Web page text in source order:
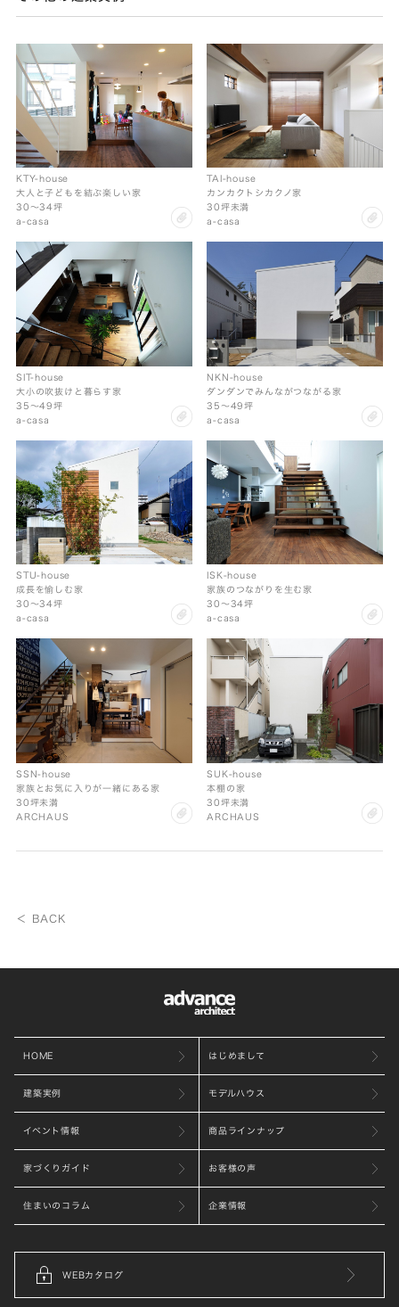
KTY-house
大人と子どもを結ぶ楽しい家
30〜34坪
a-casa
TAI-house
カンカクトシカクノ家
30坪未満
a-casa
SIT-house
大小の吹抜けと暮らす家
35〜49坪
a-casa
NKN-house
ダンダンでみんながつながる家
35〜49坪
a-casa
STU-house
成長を愉しむ家
30〜34坪
a-casa
ISK-house
家族のつながりを生む家
30〜34坪
a-casa
clip
SSN-house
家族とお気に入りが一緒にある家
30坪未満
ARCHAUS
SUK-house
本棚の家
30坪未満
ARCHAUS
＜ BACK
HOME はじめまして
建築実例 モデルハウス
イベント情報 商品ラインナップ
家づくりガイド お客様の声
住まいのコラム 企業情報
WEBカタログ